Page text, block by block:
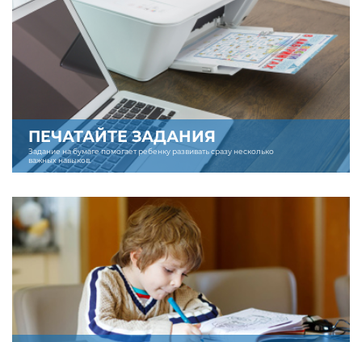
ПЕЧАТАЙТЕ ЗАДАНИЯ
Задание на бумаге помогает ребенку развивать сразу несколько
важных навыков.